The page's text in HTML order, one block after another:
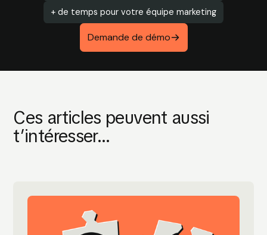
+ de temps pour votre équipe marketing
Demande de démo
Ces articles peuvent aussi
t’intéresser...